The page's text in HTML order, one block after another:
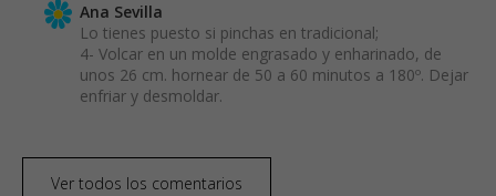
Ana Sevilla
Lo tienes puesto si pinchas en tradicional;
4- Volcar en un molde engrasado y enharinado, de
unos 26 cm. hornear de 50 a 60 minutos a 180º. Dejar
enfriar y desmoldar.
Ver todos los comentarios